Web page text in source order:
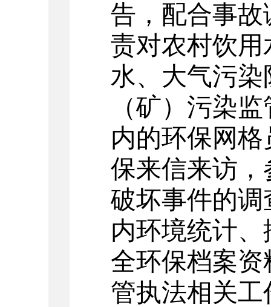
告，配合事
责对农村饮
水、大气污
（矿）污染
内的环保网
保来信来访
破坏事件的
内环境统计
全环保档案
管执法相关